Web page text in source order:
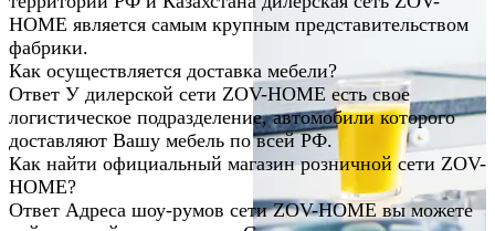
HOME является самым крупным представительством
фабрики.
Как осуществляется доставка мебели?
Ответ У дилерской сети ZOV-HOME есть свое
логистическое подразделение, автомобили которого
доставляют Вашу мебель по всей РФ.
Как найти официальный магазин розничной сети ZOV-
HOME?
Ответ Адреса шоу-румов сети ZOV-HOME вы можете